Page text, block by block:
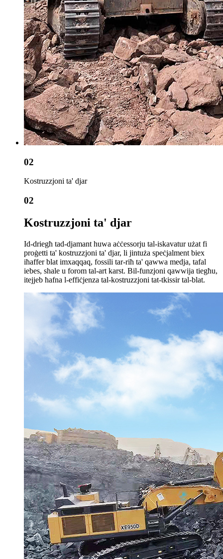
02
Kostruzzjoni ta' djar
02
Kostruzzjoni ta' djar
Id-driegħ tad-djamant huwa aċċessorju tal-iskavatur użat fi
proġetti ta' kostruzzjoni ta' djar, li jintuża speċjalment biex
iħaffer blat imxaqqaq, fossili tar-riħ ta' qawwa medja, tafal
iebes, shale u forom tal-art karst. Bil-funzjoni qawwija tiegħu,
itejjeb ħafna l-effiċjenza tal-kostruzzjoni tat-tkissir tal-blat.